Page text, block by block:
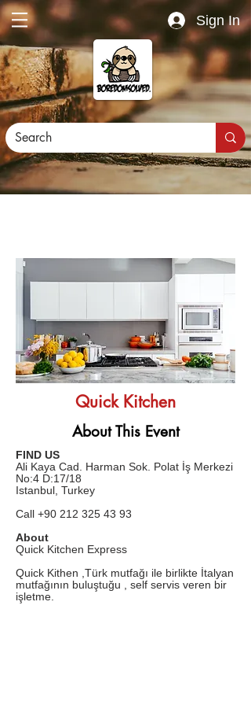
Sign In
Quick Kitchen
About This Event
FIND US
Ali Kaya Cad. Harman Sok. Polat İş Merkezi
No:4 D:17/18
Istanbul, Turkey
Call +90 212 325 43 93
About
Quick Kitchen Express
Quick Kithen ,Türk mutfağı ile birlikte İtalyan
mutfağının buluştuğu , self servis veren bir
işletme.